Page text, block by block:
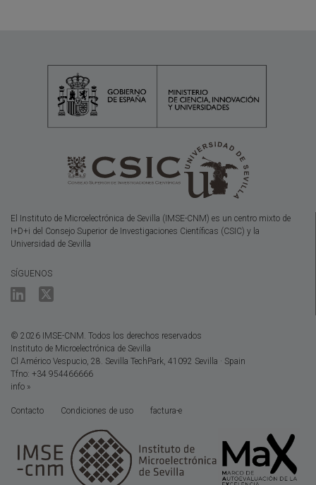
El Instituto de Microelectrónica de Sevilla (IMSE-CNM) es un centro mixto de
I+D+i del Consejo Superior de Investigaciones Científicas (CSIC) y la
Universidad de Sevilla
SÍGUENOS
© 2026 IMSE-CNM. Todos los derechos reservados
Instituto de Microelectrónica de Sevilla
Cl Américo Vespucio, 28. Sevilla TechPark, 41092 Sevilla · Spain
Tfno: +34 954466666
info »
Contacto Condiciones de uso factura-e